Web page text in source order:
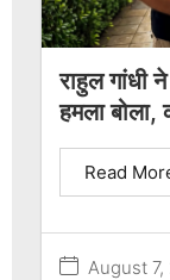
राहुल गांधी
हमला बोला,
August 7,
Read